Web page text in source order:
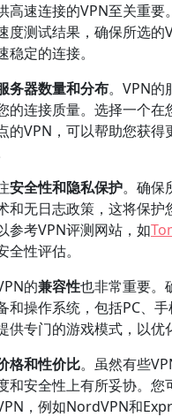
高速连接的VPN至关重要
度测试结果，确保所选的
定的连接。
务器数量和分布。VPN的
的连接质量。选择一个在
的VPN，可以帮助您获得
安全性和隐私保护。确保
和无日志政策，这将保护
参考VPN评测网站，如
全性评估。
的兼容性也非常重要。
和操作系统，包括PC、手
供专门的游戏模式，以优
格和性价比。虽然有些
和安全性上有所妥协。您
，例如NordVPN和